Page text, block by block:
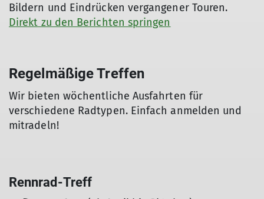
Bildern und Eindrücken vergangener Touren.
Direkt zu den Berichten springen
Regelmäßige Treffen
Wir bieten wöchentliche Ausfahrten für
verschiedene Radtypen. Einfach anmelden und
mitradeln!
Rennrad-Treff